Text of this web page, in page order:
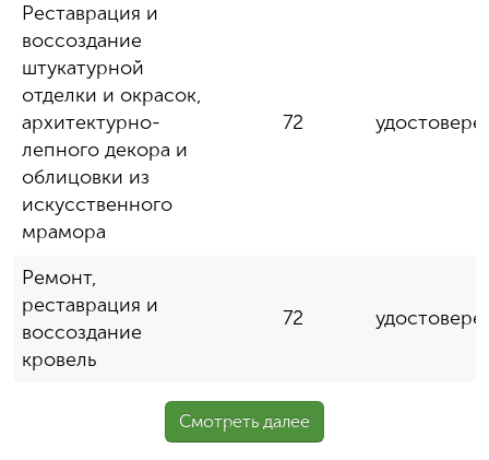
Реставрация и
воссоздание
штукатурной
отделки и окрасок,
архитектурно-
лепного декора и
облицовки из
искусственного
мрамора
72
Ремонт,
реставрация и
воссоздание
кровель
72
Смотреть далее